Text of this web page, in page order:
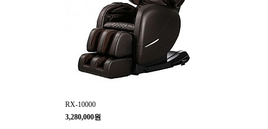
RX-10000
3,280,000원